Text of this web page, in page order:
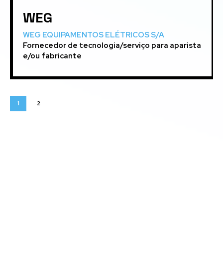
WEG
WEG EQUIPAMENTOS ELÉTRICOS S/A
Fornecedor de tecnologia/serviço para aparista
e/ou fabricante
1 2